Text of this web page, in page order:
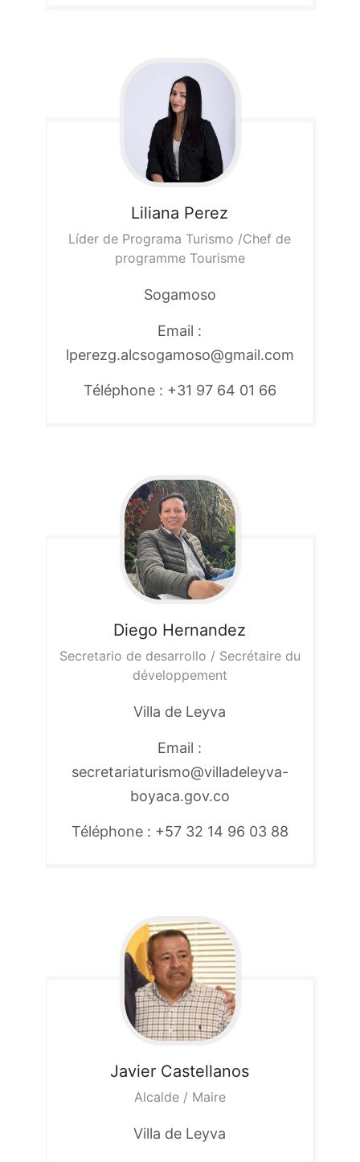
Liliana Perez
Líder de Programa Turismo /Chef de
programme Tourisme
Sogamoso
Email :
lperezg.alcsogamoso@gmail.com
Téléphone : +31 97 64 01 66
Diego Hernandez
Secretario de desarrollo / Secrétaire du
développement
Villa de Leyva
Email :
secretariaturismo@villadeleyva-
boyaca.gov.co
Téléphone : +57 32 14 96 03 88
Javier Castellanos
Alcalde / Maire
Villa de Leyva